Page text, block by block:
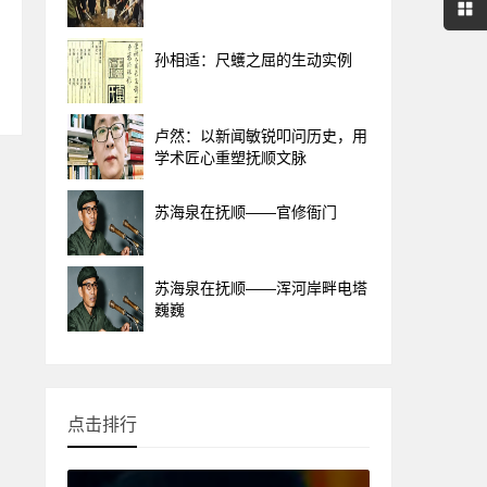
孙相适：尺蠖之屈的生动实例
卢然：以新闻敏锐叩问历史，用
学术匠心重塑抚顺文脉
苏海泉在抚顺——官修衙门
苏海泉在抚顺——浑河岸畔电塔
巍巍
点击排行